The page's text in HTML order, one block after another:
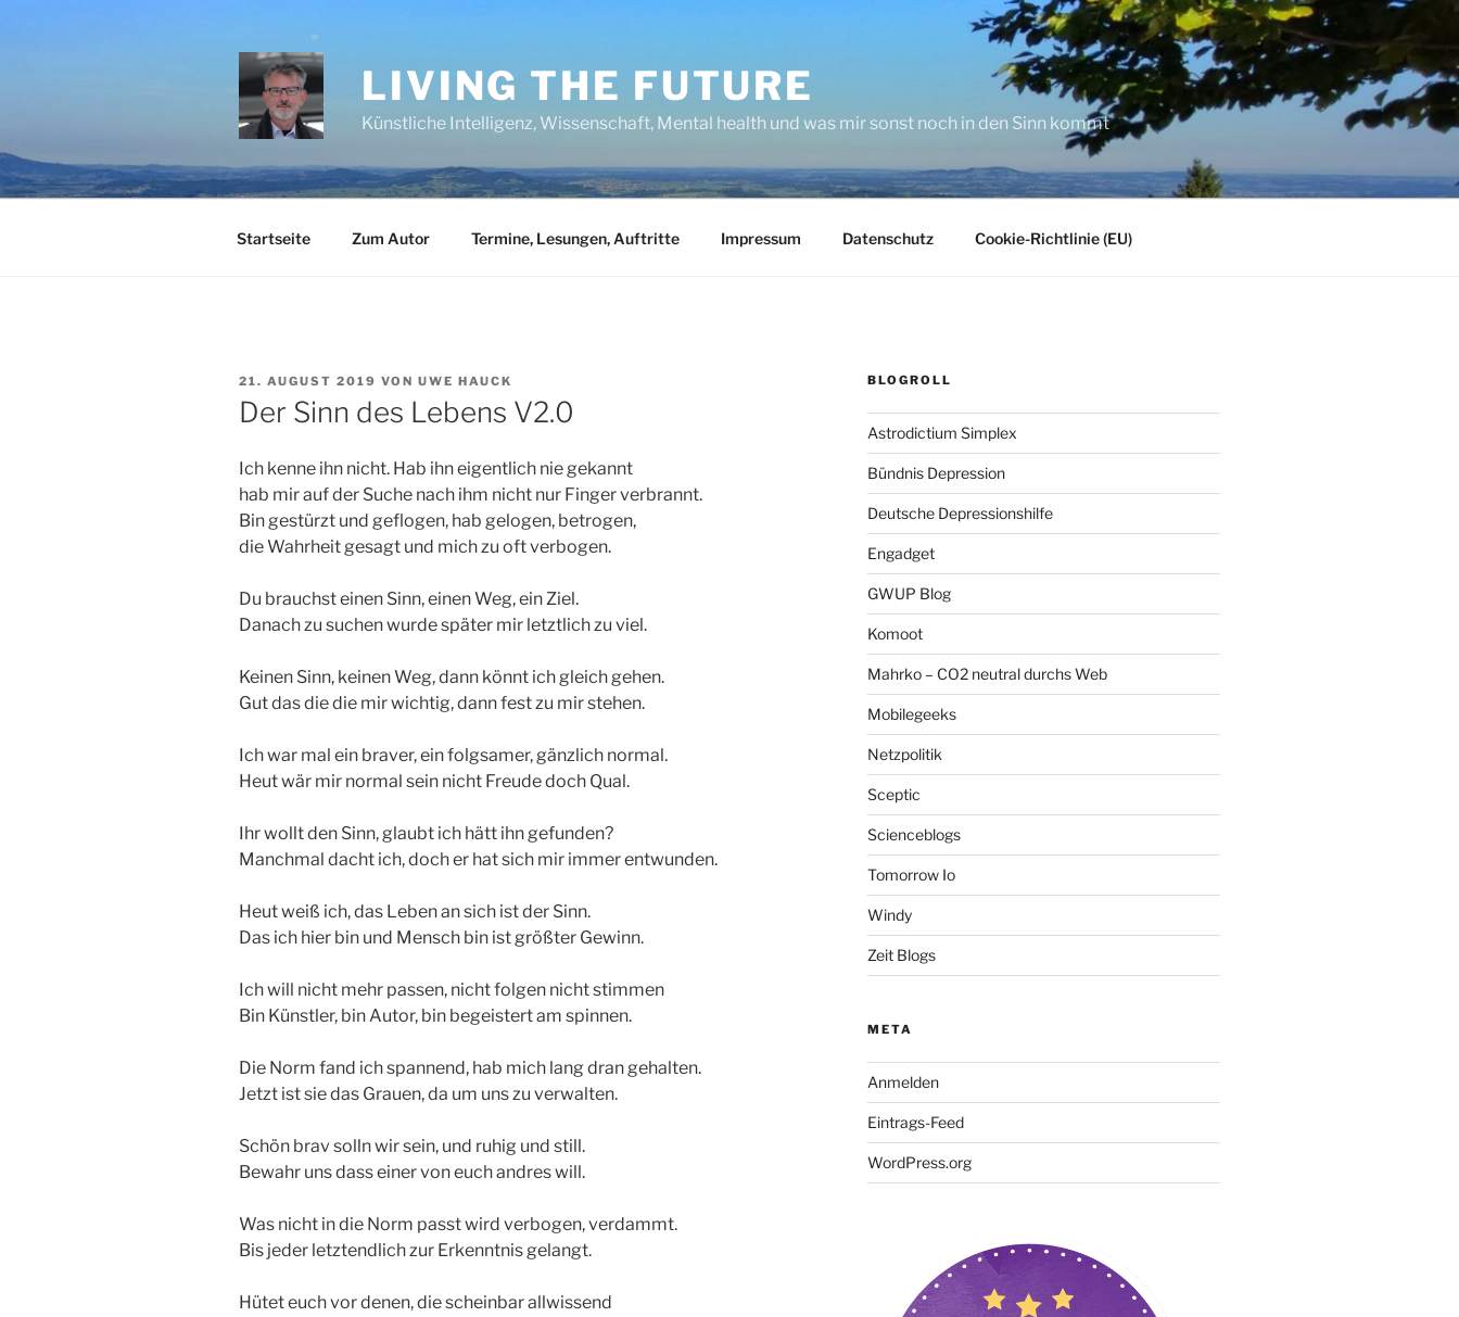
LIVING THE FUTURE
Künstliche Intelligenz, Wissenschaft, Mental health und was mir sonst noch in den Sinn kommt
Startseite Zum Autor Termine, Lesungen, Auftritte Impressum Datenschutz Cookie-Richtlinie (EU)
VERÖFFENTLICHT
AM
21. AUGUST 2019 VON UWE HAUCK
Der Sinn des Lebens V2.0
Ich kenne ihn nicht. Hab ihn eigentlich nie gekannt
hab mir auf der Suche nach ihm nicht nur Finger verbrannt.
Bin gestürzt und geflogen, hab gelogen, betrogen,
die Wahrheit gesagt und mich zu oft verbogen.
Du brauchst einen Sinn, einen Weg, ein Ziel.
Danach zu suchen wurde später mir letztlich zu viel.
Keinen Sinn, keinen Weg, dann könnt ich gleich gehen.
Gut das die die mir wichtig, dann fest zu mir stehen.
Ich war mal ein braver, ein folgsamer, gänzlich normal.
Heut wär mir normal sein nicht Freude doch Qual.
Ihr wollt den Sinn, glaubt ich hätt ihn gefunden?
Manchmal dacht ich, doch er hat sich mir immer entwunden.
Heut weiß ich, das Leben an sich ist der Sinn.
Das ich hier bin und Mensch bin ist größter Gewinn.
Ich will nicht mehr passen, nicht folgen nicht stimmen
Bin Künstler, bin Autor, bin begeistert am spinnen.
Die Norm fand ich spannend, hab mich lang dran gehalten.
Jetzt ist sie das Grauen, da um uns zu verwalten.
Schön brav solln wir sein, und ruhig und still.
Bewahr uns dass einer von euch andres will.
Was nicht in die Norm passt wird verbogen, verdammt.
Bis jeder letztendlich zur Erkenntnis gelangt.
Hütet euch vor denen, die scheinbar allwissend
BLOGROLL
Astrodictium Simplex
Bündnis Depression
Deutsche Depressionshilfe
Engadget
GWUP Blog
Komoot
Mahrko – CO2 neutral durchs Web
Mobilegeeks
Netzpolitik
Sceptic
Scienceblogs
Tomorrow Io
Windy
Zeit Blogs
META
Anmelden
Eintrags-Feed
WordPress.org